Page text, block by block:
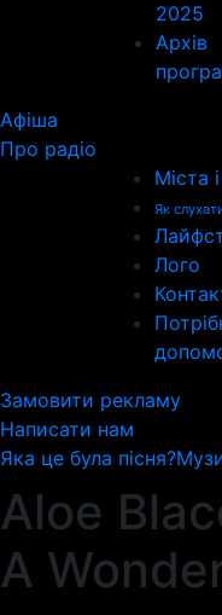
2025
Архів
Афіша
Про радіо
Міста
Як
Лого
Замовити рекламу
Написати нам
Яка це була пісня?
Aloe
A